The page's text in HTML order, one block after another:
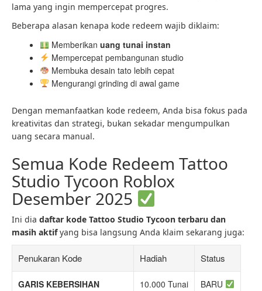
lama yang ingin mempercepat progres.
Beberapa alasan kenapa kode redeem wajib diklaim:
Memberikan uang tunai instan
Mempercepat pembangunan studio
Membuka desain tato lebih cepat
Mengurangi grinding di awal game
Dengan memanfaatkan kode redeem, Anda bisa fokus pada
kreativitas dan strategi, bukan sekadar mengumpulkan
uang secara manual.
Semua Kode Redeem Tattoo
Studio Tycoon Roblox
Desember 2025
Ini dia daftar kode Tattoo Studio Tycoon terbaru dan
masih aktifyang bisa langsung Anda klaim sekarang juga:
Penukaran Kode Hadiah Status
GARIS KEBERSIHAN 10.000 Tunai BARU